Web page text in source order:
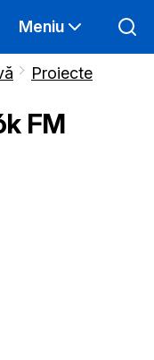
Meniu
Proiecte
FM